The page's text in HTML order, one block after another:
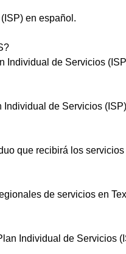
en español.
Individual de Servicios
de Servicios
que recibirá los
de servicios en
Individual de Servicios